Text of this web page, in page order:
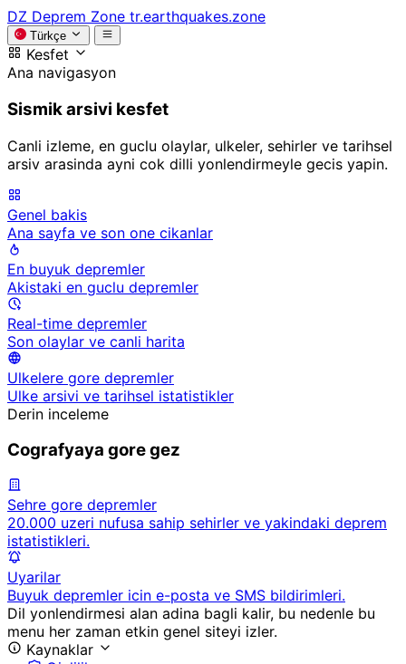
DZ Deprem Zone tr.earthquakes.zone
Türkçe
Kesfet
Ana navigasyon
Sismik arsivi kesfet
Canli izleme, en guclu olaylar, ulkeler, sehirler ve tarihsel
arsiv arasinda ayni cok dilli yonlendirmeyle gecis yapin.
Genel bakis
Ana sayfa ve son one cikanlar
En buyuk depremler
Akistaki en guclu depremler
Real-time depremler
Son olaylar ve canli harita
Ulkelere gore depremler
Ulke arsivi ve tarihsel istatistikler
Derin inceleme
Cografyaya gore gez
Sehre gore depremler
20.000 uzeri nufusa sahip sehirler ve yakindaki deprem
istatistikleri.
Uyarilar
Buyuk depremler icin e-posta ve SMS bildirimleri.
Dil yonlendirmesi alan adina bagli kalir, bu nedenle bu
menu her zaman etkin genel siteyi izler.
Kaynaklar